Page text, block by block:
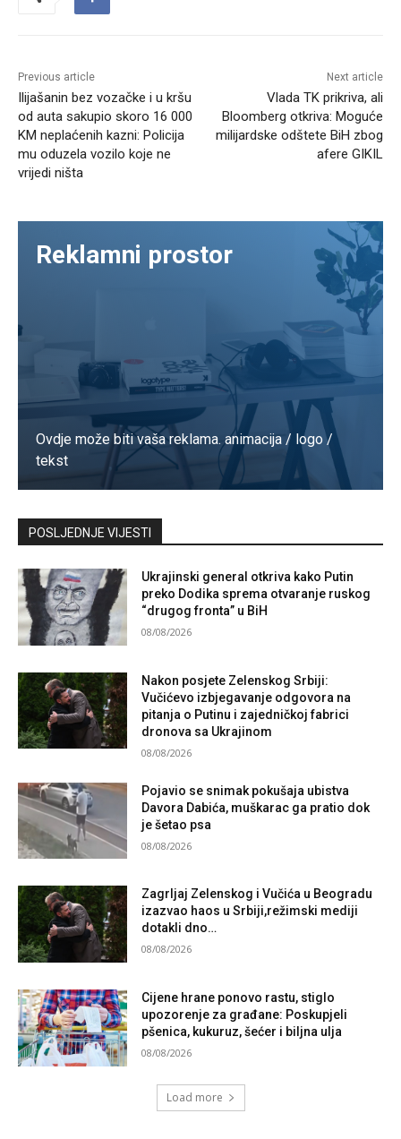
Previous article
Ilijašanin bez vozačke i u kršu
od auta sakupio skoro 16 000
KM neplaćenih kazni: Policija
mu oduzela vozilo koje ne
vrijedi ništa
Next article
Vlada TK prikriva, ali
Bloomberg otkriva: Moguće
milijardske odštete BiH zbog
afere GIKIL
Reklamni prostor
Ovdje može biti vaša reklama. animacija / logo /
tekst
Kontaktirajte nas
POSLJEDNJE VIJESTI
Ukrajinski general otkriva kako Putin
preko Dodika sprema otvaranje ruskog
“drugog fronta” u BiH
08/08/2026
Nakon posjete Zelenskog Srbiji:
Vučićevo izbjegavanje odgovora na
pitanja o Putinu i zajedničkoj fabrici
dronova sa Ukrajinom
08/08/2026
Pojavio se snimak pokušaja ubistva
Davora Dabića, muškarac ga pratio dok
je šetao psa
08/08/2026
Zagrljaj Zelenskog i Vučića u Beogradu
izazvao haos u Srbiji,režimski mediji
dotakli dno…
08/08/2026
Cijene hrane ponovo rastu, stiglo
upozorenje za građane: Poskupjeli
pšenica, kukuruz, šećer i biljna ulja
08/08/2026
Load more